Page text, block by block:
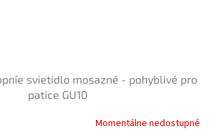
svietidlo mosazné - pohyblivé pro
patice GU10
Momentálne nedostupné